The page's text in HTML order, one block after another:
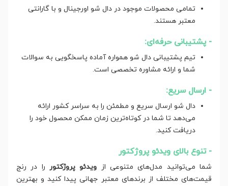
تمامی محصولات موجود در دال شو اورجینال و با گارانتی
معتبر هستند.
- پشتیبانی حرفه‌ای:
تیم پشتیبانی دال شو همواره آماده پاسخگویی به سوالات
شما و ارائه مشاوره تخصصی است.
- ارسال سریع:
دال شو ارسال سریع و مطمئن را به سراسر کشور ارائه
می‌دهد تا شما در کوتاه‌ترین زمان ممکن محصول خود را
دریافت کنید.
- تنوع بالای ویدئو پروژکتور
شما می‌توانید مدل‌های متنوعی از ویدئو پروژکتور را در رنج
قیمت‌های مختلف از برندهای معتبر جهانی پیدا کنید و بهترین